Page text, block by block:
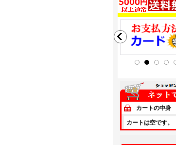
カートの中身
カートは空です。